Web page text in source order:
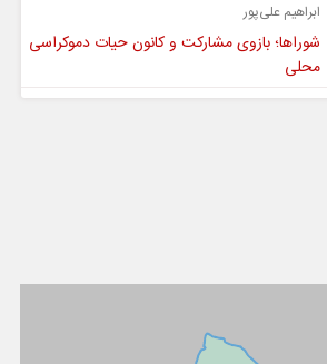
ابراهیم علی‌پور
شوراها؛ بازوی مشارکت و کانون حیات دموکراسی
محلی